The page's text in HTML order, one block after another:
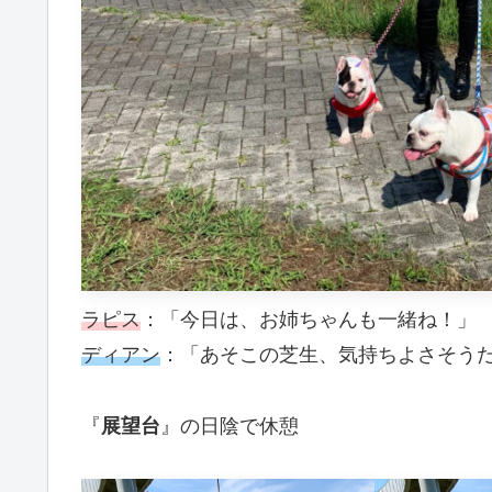
ラピス ：「今日は、お姉ちゃんも一緒ね！」
ディアン ：「あそこの芝生、気持ちよさそう
『 展望台 』の日陰で休憩